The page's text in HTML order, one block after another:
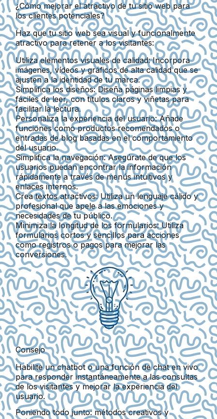
¿Cómo mejorar el atractivo de tu sitio web para
los clientes potenciales?
Haz que tu sitio web sea visual y funcionalmente
atractivo para retener a los visitantes:
Utiliza elementos visuales de calidad:Incorpora
imágenes, vídeos y gráficos de alta calidad que se
ajusten a la identidad de tu marca.
Simplifica los diseños:Diseña páginas limpias y
fáciles de leer, con títulos claros y viñetas para
facilitar la lectura.
Personaliza la experiencia del usuario:Añade
funciones como productos recomendados o
entradas de blog basadas en el comportamiento
del usuario.
Simplifica la navegación:Asegúrate de que los
usuarios puedan encontrar la información
rápidamente a través de menús intuitivos y
enlaces internos.
Crea textos atractivos:Utiliza un lenguaje cálido y
profesional que apele a las emociones y
necesidades de tu público.
Minimiza la longitud de los formularios:Utiliza
formularios cortos y sencillos para acciones
como registros o pagos para mejorar las
conversiones.
Consejo
Habilite un chatbot o una función de chat en vivo
para responder instantáneamente a las consultas
de los visitantes y mejorar la experiencia del
usuario.
Poniendo todo junto: métodos creativos y